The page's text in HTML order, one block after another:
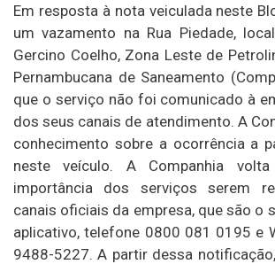
Em resposta à nota veiculada neste
um vazamento na Rua Piedade,
Gercino Coelho, Zona Leste de
Pernambucana de Saneamento
que o serviço não foi comunicado à
dos seus canais de atendimento. A
conhecimento sobre a ocorrência a
neste veículo. A Companhia
importância dos serviços serem
canais oficiais da empresa, que são o
aplicativo, telefone 0800 081 0195 e
9488-5227. A partir dessa